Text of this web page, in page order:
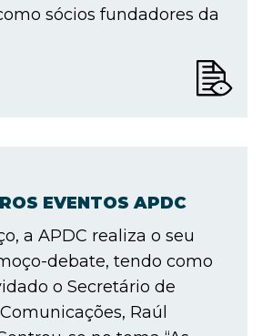
sócios fundadores da
EVENTOS APDC
a APDC realiza o seu
debate, tendo como
o Secretário de
Raúl